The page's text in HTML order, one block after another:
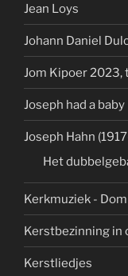
Jean Loys
Johann Daniel
Jom Kipoer 2023,
Joseph had a baby
Joseph Hahn
Het
Kerkmuziek -
Kerstbezinning in
Kerstliedjes